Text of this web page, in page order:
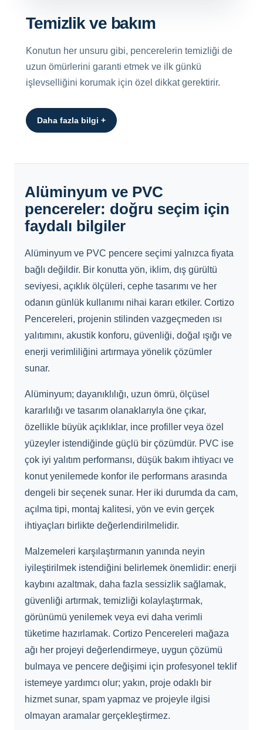
Temizlik ve bakım
Konutun her unsuru gibi, pencerelerin temizliği de
uzun ömürlerini garanti etmek ve ilk günkü
işlevselliğini korumak için özel dikkat gerektirir.
Daha fazla bilgi +
Alüminyum ve PVC
pencereler: doğru seçim için
faydalı bilgiler
Alüminyum ve PVC pencere seçimi yalnızca fiyata
bağlı değildir. Bir konutta yön, iklim, dış gürültü
seviyesi, açıklık ölçüleri, cephe tasarımı ve her
odanın günlük kullanımı nihai kararı etkiler. Cortizo
Pencereleri, projenin stilinden vazgeçmeden ısı
yalıtımını, akustik konforu, güvenliği, doğal ışığı ve
enerji verimliliğini artırmaya yönelik çözümler
sunar.
Alüminyum; dayanıklılığı, uzun ömrü, ölçüsel
kararlılığı ve tasarım olanaklarıyla öne çıkar,
özellikle büyük açıklıklar, ince profiller veya özel
yüzeyler istendiğinde güçlü bir çözümdür. PVC ise
çok iyi yalıtım performansı, düşük bakım ihtiyacı ve
konut yenilemede konfor ile performans arasında
dengeli bir seçenek sunar. Her iki durumda da cam,
açılma tipi, montaj kalitesi, yön ve evin gerçek
ihtiyaçları birlikte değerlendirilmelidir.
Malzemeleri karşılaştırmanın yanında neyin
iyileştirilmek istendiğini belirlemek önemlidir: enerji
kaybını azaltmak, daha fazla sessizlik sağlamak,
güvenliği artırmak, temizliği kolaylaştırmak,
görünümü yenilemek veya evi daha verimli
tüketime hazırlamak. Cortizo Pencereleri mağaza
ağı her projeyi değerlendirmeye, uygun çözümü
bulmaya ve pencere değişimi için profesyonel teklif
istemeye yardımcı olur; yakın, proje odaklı bir
hizmet sunar, spam yapmaz ve projeyle ilgisi
olmayan aramalar gerçekleştirmez.